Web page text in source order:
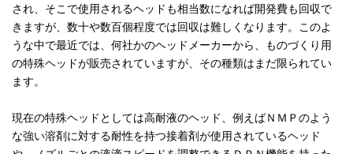
され、そこで使用されるヘッドも相当数になれば開発費も回収で
きますが、数十や数百個程度では回収は難しくなります。このよ
うな中で最近では、何社かのヘッドメーカーから、ものづくり用
の特殊ヘッドが販売されていますが、その種類はまだ限られてい
ます。
現在の特殊ヘッドとしては高耐液のヘッド、例えばＮＭＰのよう
な強い溶剤に対する耐性を持つ接着剤が使用されているヘッド